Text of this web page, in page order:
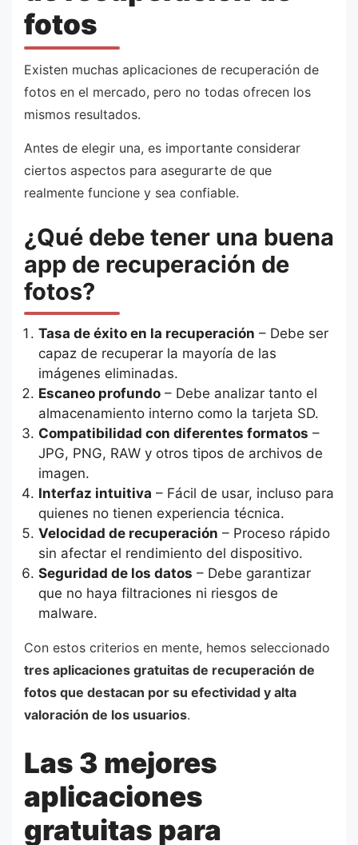
fotos
Existen muchas aplicaciones de recuperación de
fotos en el mercado, pero no todas ofrecen los
mismos resultados.
Antes de elegir una, es importante considerar
ciertos aspectos para asegurarte de que
realmente funcione y sea confiable.
¿Qué debe tener una buena
app de recuperación de
fotos?
Tasa de éxito en la recuperación – Debe ser
capaz de recuperar la mayoría de las
imágenes eliminadas.
Escaneo profundo– Debe analizar tanto el
almacenamiento interno como la tarjeta SD.
Compatibilidad con diferentes formatos –
JPG, PNG, RAW y otros tipos de archivos de
imagen.
Interfaz intuitiva – Fácil de usar, incluso para
quienes no tienen experiencia técnica.
Velocidad de recuperación – Proceso rápido
sin afectar el rendimiento del dispositivo.
Seguridad de los datos – Debe garantizar
que no haya filtraciones ni riesgos de
malware.
Con estos criterios en mente, hemos seleccionado
tres aplicaciones gratuitas de recuperación de
fotos que destacan por su efectividad y alta
valoración de los usuarios.
Las 3 mejores
aplicaciones
gratuitas para